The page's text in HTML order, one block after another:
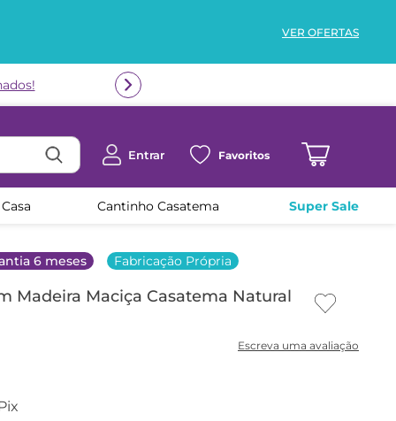
VER OFERTAS
Entrar Favoritos
Cantinho Casatema Super Sale
6 meses Fabricação Própria
Madeira Maciça Casatema Natural